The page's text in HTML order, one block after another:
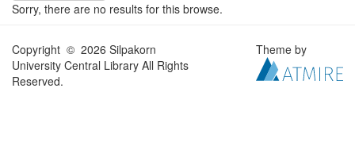
Sorry, there are no results for this browse.
Copyright © 2026 Silpakorn
University Central Library All Rights
Reserved.
Theme by